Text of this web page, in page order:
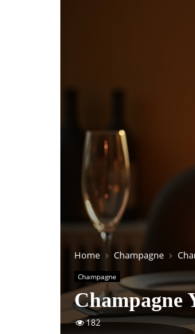
Home Champagne
Champagne
Champagne
182